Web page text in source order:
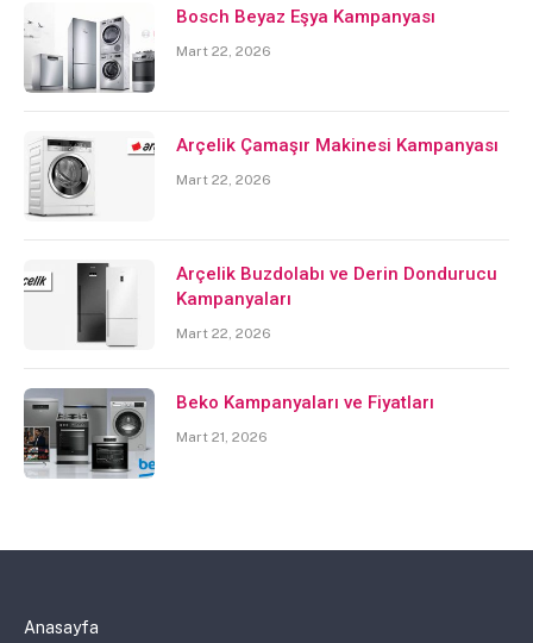
Bosch Beyaz Eşya Kampanyası
Mart 22, 2026
Arçelik Çamaşır Makinesi Kampanyası
Mart 22, 2026
Arçelik Buzdolabı ve Derin Dondurucu
Kampanyaları
Mart 22, 2026
Beko Kampanyaları ve Fiyatları
Mart 21, 2026
Anasayfa